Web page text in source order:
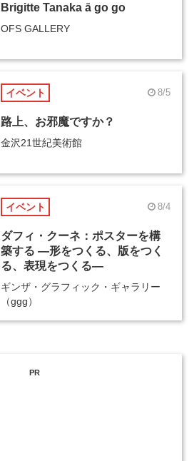
Brigitte Tanaka ā go go
OFS GALLERY
イベント 8/5
路上、お邪魔ですか？
金沢21世紀美術館
イベント 8/4
ダフィ・クーネ：ポスターを構
築する ―形をつくる、版をつく
る、表現をつくる―
ギンザ・グラフィック・ギャラリー
（ggg）
PR